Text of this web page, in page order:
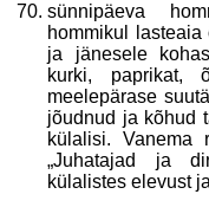
sünnipäeva
hommikul
ja jänesele
kurki, paprikat,
meelepärase
jõudnud ja kõhud
külalisi. Vanema
„Juhatajad ja
külalistes elevust